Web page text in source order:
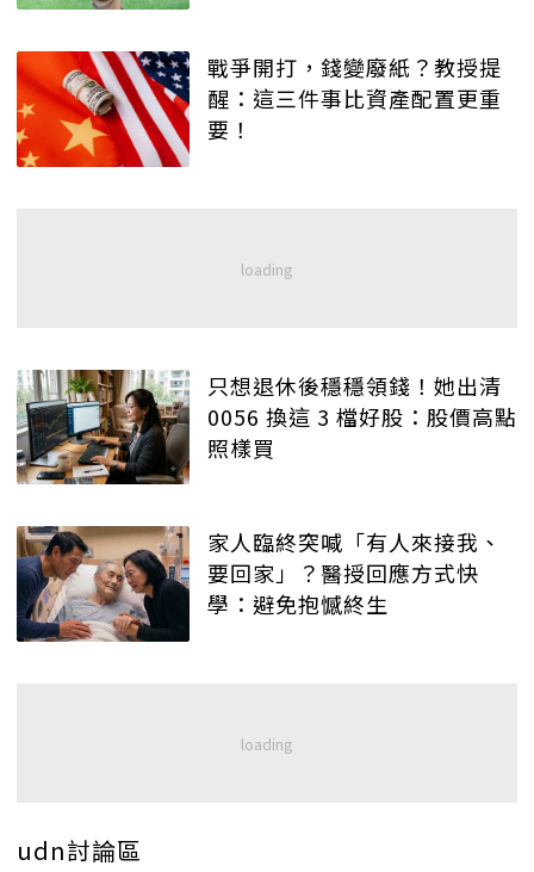
戰爭開打，錢變廢紙？教授提
醒：這三件事比資產配置更重
要！
只想退休後穩穩領錢！她出清
0056 換這 3 檔好股：股價高點
照樣買
家人臨終突喊「有人來接我、
要回家」？醫授回應方式快
學：避免抱憾終生
udn討論區